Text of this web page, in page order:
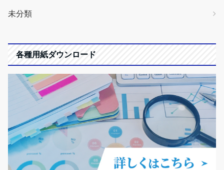
未分類
各種用紙ダウンロード